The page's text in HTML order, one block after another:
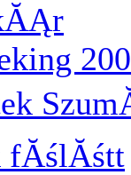
fĂślĂśtt